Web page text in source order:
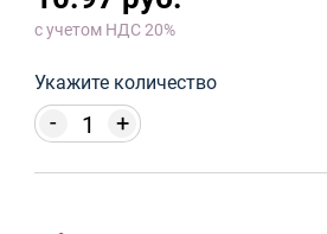
с учетом НДС 20%
Укажите количество
+
-